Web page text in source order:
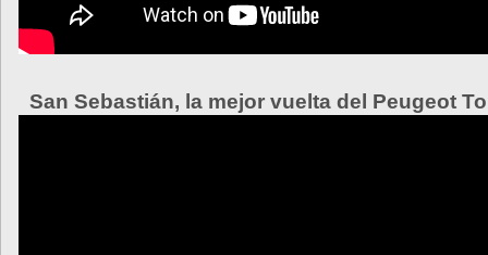
San Sebastián, la mejor vuelta del Peugeot